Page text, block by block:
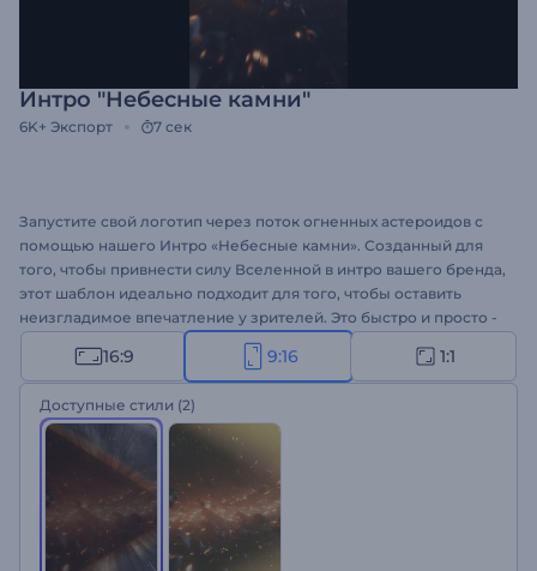
Интро "Небесные камни"
6K+ Экспорт 7 сек
Запустите свой логотип через поток огненных астероидов с
помощью нашего Интро «Небесные камни». Созданный для
того, чтобы привнести силу Вселенной в интро вашего бренда,
этот шаблон идеально подходит для того, чтобы оставить
неизгладимое впечатление у зрителей. Это быстро и просто -
загрузите свой логотип, напишите название компании и
слоган, а также выберите фоновую музыкальную дорожку.
Идеально подходит для научно-фантастических видео,
технических интро, эпических презентаций и других проектов
на космическую тематику. Попробуйте прямо сейчас!
16:9 9:16 1:1
Доступные стили (2)